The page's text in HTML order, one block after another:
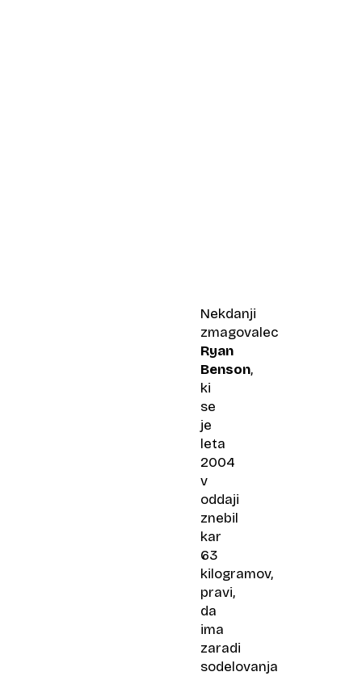
Nekdanji
zmagovalec
Ryan
Benson,
ki
se
je
leta
2004
v
oddaji
znebil
kar
63
kilogramov,
pravi,
da
ima
zaradi
sodelovanja